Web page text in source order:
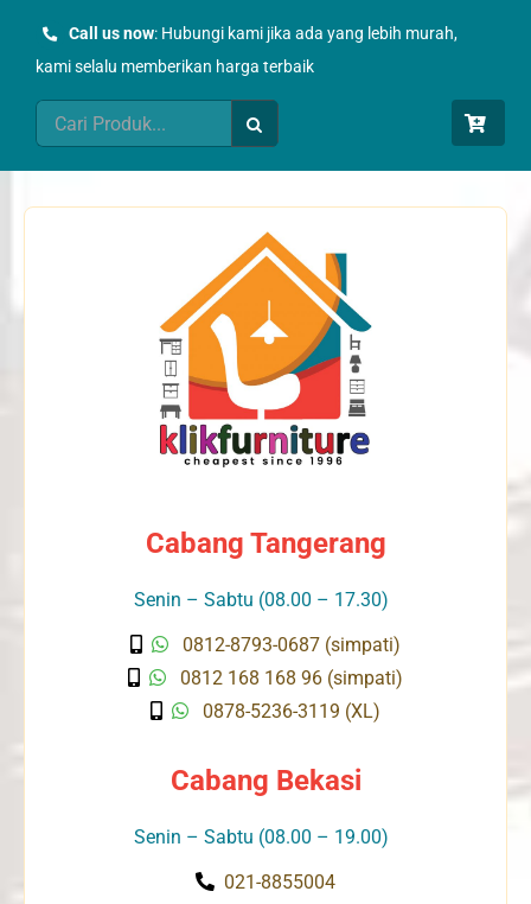
Call us now: Hubungi kami jika ada yang lebih murah,
kami selalu memberikan harga terbaik
Search
for:
Cabang Tangerang
Senin – Sabtu (08.00 – 17.30)
0812-8793-0687 (simpati)
0812 168 168 96 (simpati)
0878-5236-3119 (XL)
Cabang Bekasi
Senin – Sabtu (08.00 – 19.00)
021-8855004